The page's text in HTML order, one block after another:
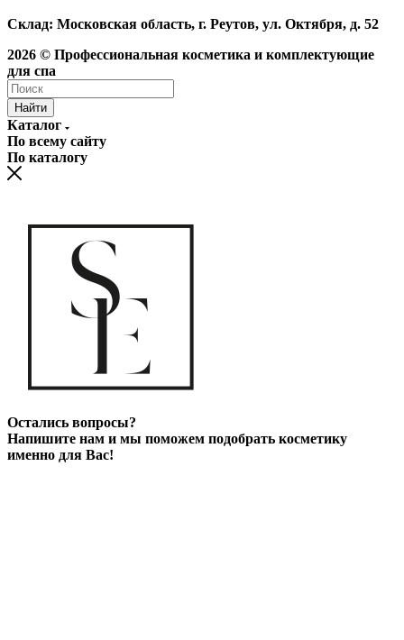
Склад: Московская область, г. Реутов, ул. Октября, д. 52
2026 © Профессиональная косметика и комплектующие
для спа
Найти
Каталог
По всему сайту
По каталогу
Остались вопросы?
Напишите нам и мы поможем подобрать косметику
именно для Вас!